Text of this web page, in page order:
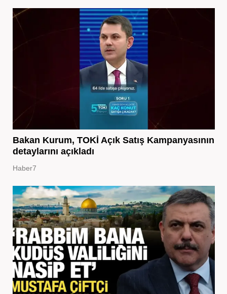
Bakan Kurum, TOKİ Açık Satış Kampanyasının
detaylarını açıkladı
Haber7